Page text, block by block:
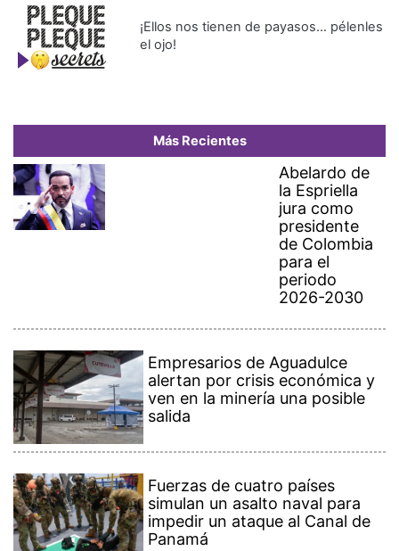
¡Ellos nos tienen de payasos… pélenles
el ojo!
Más Recientes
Abelardo de
la Espriella
jura como
presidente
de Colombia
para el
periodo
2026-2030
Empresarios de Aguadulce
alertan por crisis económica y
ven en la minería una posible
salida
Fuerzas de cuatro países
simulan un asalto naval para
impedir un ataque al Canal de
Panamá